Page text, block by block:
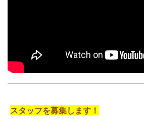
スタッフを募集します！